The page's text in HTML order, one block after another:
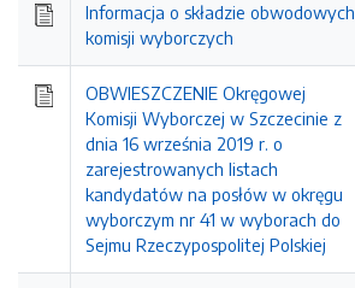
Informacja o składzie obwodowych
komisji wyborczych
OBWIESZCZENIE Okręgowej
Komisji Wyborczej w Szczecinie z
dnia 16 września 2019 r. o
zarejestrowanych listach
kandydatów na posłów w okręgu
wyborczym nr 41 w wyborach do
Sejmu Rzeczypospolitej Polskiej